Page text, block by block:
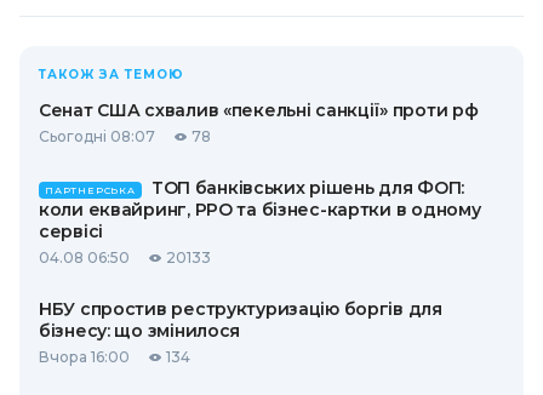
ТАКОЖ ЗА ТЕМОЮ
Сенат США схвалив «пекельні санкції» проти рф
Сьогодні 08:07 78
ПАРТНЕРСЬКА
ТОП банківських рішень для ФОП:
коли еквайринг, РРО та бізнес-картки в одному
сервісі
04.08 06:50 20133
НБУ спростив реструктуризацію боргів для
бізнесу: що змінилося
Вчора 16:00 134